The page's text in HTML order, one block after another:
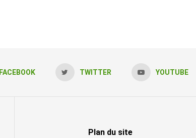
FACEBOOK TWITTER YOUTUBE
Plan du site